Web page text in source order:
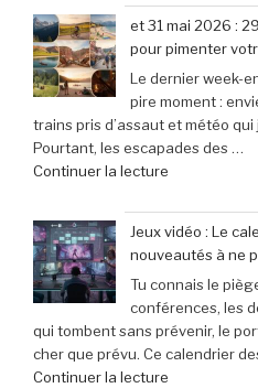
79,99
€
(-25% »
au
Morocco
Gaming
Expo
:
le
rendez-
des
passionnés
de
jeux
vidéo
en
Afrique »
et 31 mai 2026 :
pour pimenter
Le dernier week-
pire moment :
trains pris d’assaut et météo
Pourtant, les escapades des …
Continuer la lecture
31
mai
2026
:
29
escapades
Jeux vidéo : Le
nouveautés à ne
Tu connais le
conférences, les
qui tombent sans prévenir, le
cher que prévu. Ce calendrier
Continuer la lecture